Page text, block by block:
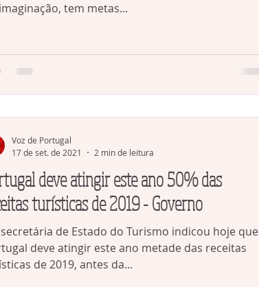
tem metas...
deve atingir este ano 50% das
turísticas de 2019 - Governo
secretária de Estado do Turismo indicou hoje que
deve atingir este ano metade das receitas
de 2019, antes da...
Voz de Portugal
17 de set. de 2021
2 min de leitura